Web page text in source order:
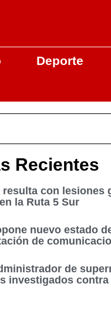
Deporte
Recientes
resulta con lesiones
la Ruta 5 Sur
nuevo estado
de
de
investigados contra